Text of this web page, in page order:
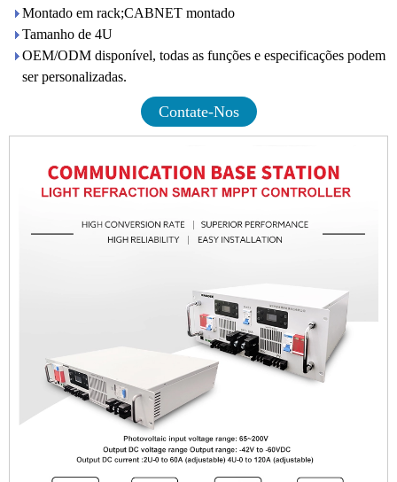
Montado em rack;CABNET montado
Tamanho de 4U
OEM/ODM disponível, todas as funções e especificações podem
ser personalizadas.
Contate-Nos